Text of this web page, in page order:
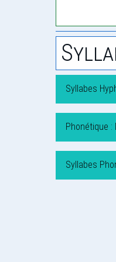
Syllabes
Phonétique :
Syllabes